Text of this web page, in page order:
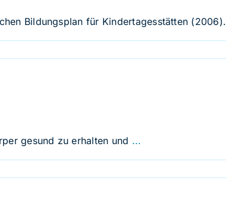
Bildungsplan für Kindertagesstätten (2006).
gesund zu erhalten und ...